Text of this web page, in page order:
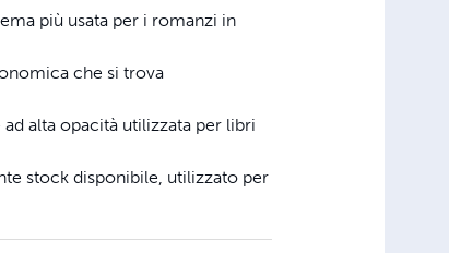
più usata per i romanzi in
che si trova
alta opacità utilizzata per libri
stock disponibile, utilizzato per